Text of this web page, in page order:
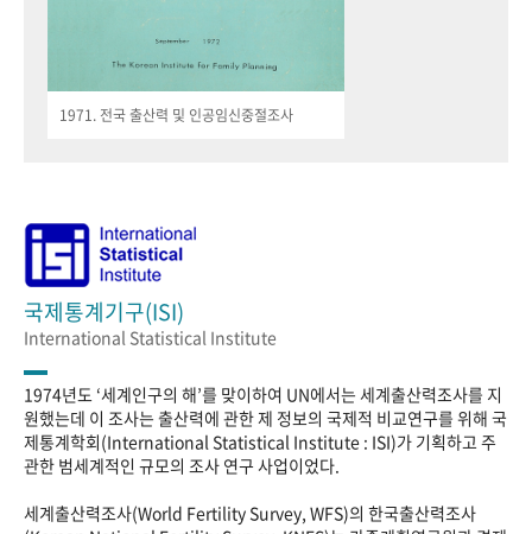
1971. 전국 출산력 및 인공임신중절조사
국제통계기구(ISI)
International Statistical Institute
1974년도 ‘세계인구의 해’를 맞이하여 UN에서는 세계출산력조사를 지
원했는데 이 조사는 출산력에 관한 제 정보의 국제적 비교연구를 위해 국
제통계학회(International Statistical Institute : ISI)가 기획하고 주
관한 범세계적인 규모의 조사 연구 사업이었다.
세계출산력조사(World Fertility Survey, WFS)의 한국출산력조사